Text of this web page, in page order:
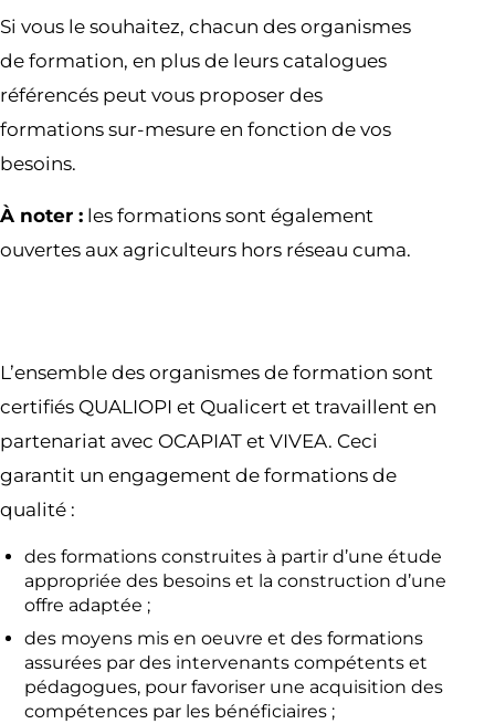
Si vous le souhaitez, chacun des organismes
de formation, en plus de leurs catalogues
référencés peut vous proposer des
formations sur-mesure en fonction de vos
besoins.
À noter : les formations sont également
ouvertes aux agriculteurs hors réseau cuma.
L’ensemble des organismes de formation sont
certifiés QUALIOPI et Qualicert et travaillent en
partenariat avec OCAPIAT et VIVEA. Ceci
garantit un engagement de formations de
qualité :
des formations construites à partir d’une étude
appropriée des besoins et la construction d’une
offre adaptée ;
des moyens mis en oeuvre et des formations
assurées par des intervenants compétents et
pédagogues, pour favoriser une acquisition des
compétences par les bénéficiaires ;